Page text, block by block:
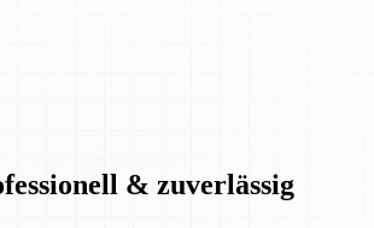
& zuverlässig